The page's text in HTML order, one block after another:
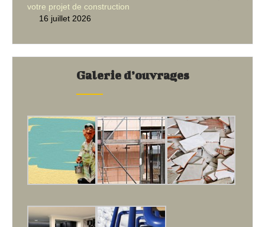
votre projet de construction
16 juillet 2026
Galerie d’ouvrages